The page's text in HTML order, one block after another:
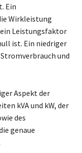
Ein
Wirkleistung
Leistungsfaktor
ist. Ein niedriger
und
Aspekt der
kVA und kW, der
des
genaue